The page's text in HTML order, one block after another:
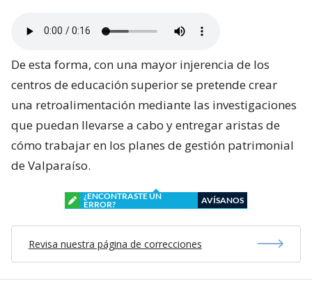
De esta forma, con una mayor injerencia de los
centros de educación superior se pretende crear
una retroalimentación mediante las investigaciones
que puedan llevarse a cabo y entregar aristas de
cómo trabajar en los planes de gestión patrimonial
de Valparaíso.
¿ENCONTRASTE UN
ERROR?
AVÍSANOS
Revisa nuestra página de correcciones